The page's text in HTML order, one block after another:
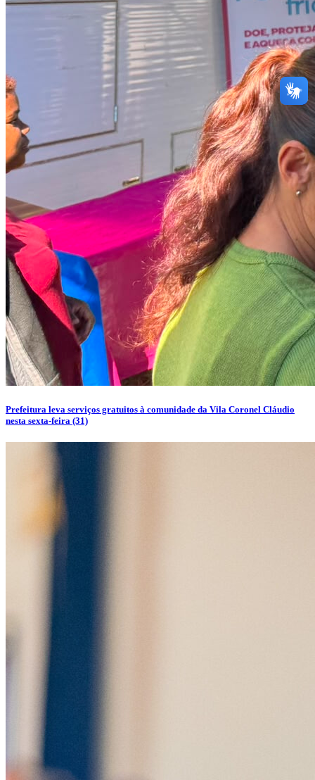
Prefeitura leva serviços gratuitos à comunidade da Vila Coronel Cláudio
nesta sexta-feira (31)